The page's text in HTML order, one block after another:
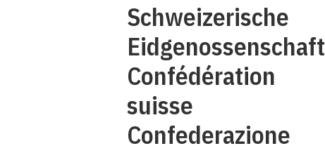
Schweizerische
Eidgenossenschaft
Confédération
suisse
Confederazione